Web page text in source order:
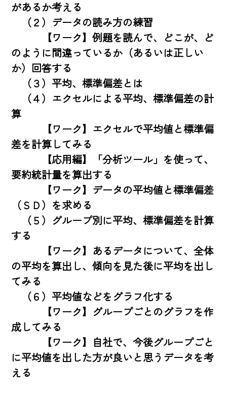
があるか考える
（２）データの読み方の練習
【ワーク】例題を読んで、どこが、ど
のように間違っているか（あるいは正しい
か）回答する
（３）平均、標準偏差とは
（４）エクセルによる平均、標準偏差の計
算
【ワーク】エクセルで平均値と標準偏
差を計算してみる
【応用編】「分析ツール」を使って、
要約統計量を算出する
【ワーク】データの平均値と標準偏差
（ＳＤ）を求める
（５）グループ別に平均、標準偏差を計算
する
【ワーク】あるデータについて、全体
の平均を算出し、傾向を見た後に平均を出し
てみる
（６）平均値などをグラフ化する
【ワーク】グループごとのグラフを作
成してみる
【ワーク】自社で、今後グループごと
に平均値を出した方が良いと思うデータを考
える